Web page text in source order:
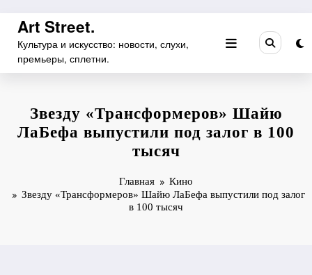
Перейти
содержимому
Art Street.
Культура и искусство: новости, слухи,
премьеры, сплетни.
Звезду «Трансформеров» Шайю
ЛаБефа выпустили под залог в 100
тысяч
Главная
Кино
Звезду «Трансформеров» Шайю ЛаБефа выпустили под залог
в 100 тысяч